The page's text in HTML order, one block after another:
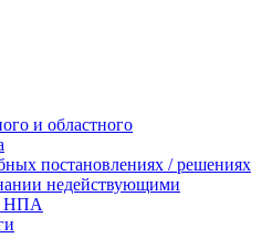
и областного
постановлениях / решениях
недействующими
НПА